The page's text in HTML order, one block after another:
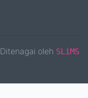
Ditenagai oleh SLiMS